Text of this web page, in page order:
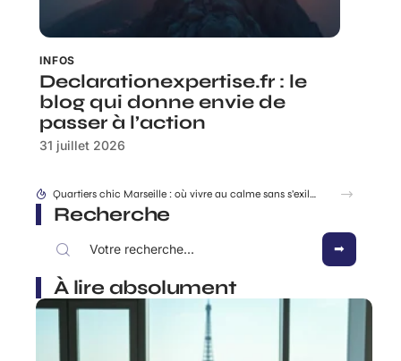
INFOS
Declarationexpertise.fr : le
blog qui donne envie de
passer à l’action
31 juillet 2026
Location EDF changement après séparation ou divorce, comment s’y prendre ?
Recherche
À lire absolument